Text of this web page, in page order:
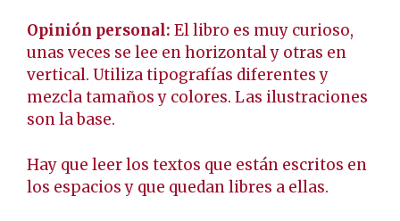
Opinión personal: El libro es muy curioso,
unas veces se lee en horizontal y otras en
vertical. Utiliza tipografías diferentes y
mezcla tamaños y colores. Las ilustraciones
son la base.
Hay que leer los textos que están escritos en
los espacios y que quedan libres a ellas.